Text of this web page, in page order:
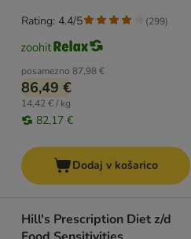
posamezno 87,98 €
86,49 €
14,42 € / kg
82,17 €
Rating: 4.4/5 (299)
Dodaj v košarico
Hill's Prescription Diet z/d